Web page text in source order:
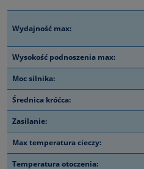
Wydajność max:
Wysokość podnoszenia max:
Moc silnika:
Średnica króćca:
Zasilanie:
Max temperatura cieczy:
Temperatura otoczenia: